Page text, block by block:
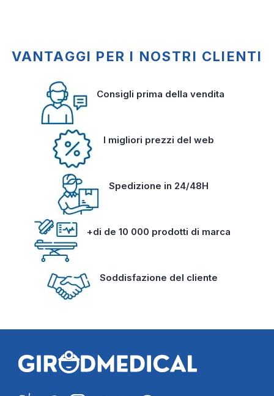
VANTAGGI PER I NOSTRI CLIENTI
Consigli prima della vendita
I migliori prezzi del web
Spedizione in 24/48H
+di de 10 000 prodotti di marca
Soddisfazione del cliente